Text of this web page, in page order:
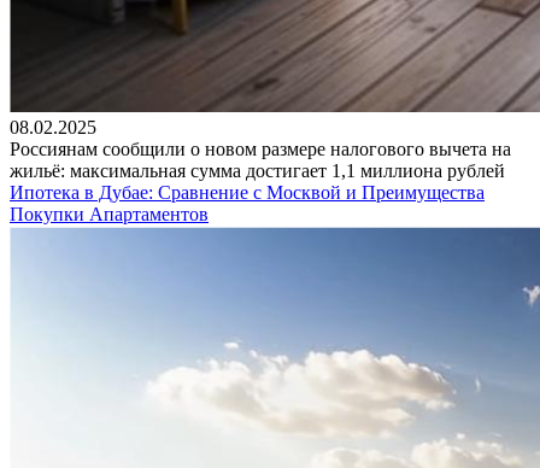
08.02.2025
Россиянам сообщили о новом размере налогового вычета на
жильё: максимальная сумма достигает 1,1 миллиона рублей
Ипотека в Дубае: Сравнение с Москвой и Преимущества
Покупки Апартаментов